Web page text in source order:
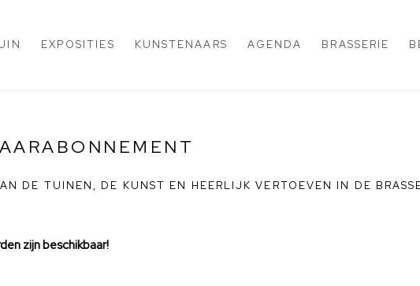
EXPOSITIES KUNSTENAARS AGENDA BRASSERIE
DE TUINEN, DE KUNST EN HEERLIJK VERTOEVEN IN DE
zijn beschikbaar!